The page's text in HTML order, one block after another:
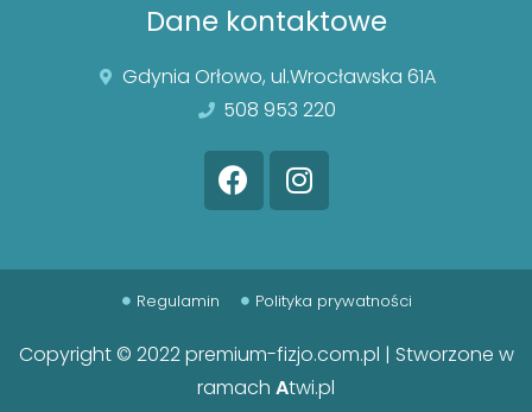
Dane kontaktowe
Gdynia Orłowo, ul.Wrocławska 61A
508 953 220
Copyright © 2022 premium-fizjo.com.pl | Stworzone w
ramach Atwi.pl
Regulamin Polityka prywatności